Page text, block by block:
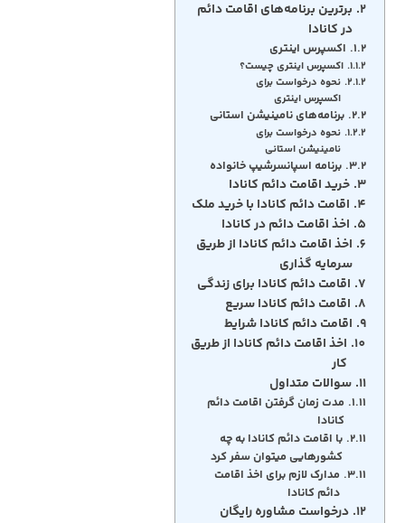
برترین برنامه‌های اقامت دائم
در کانادا
اکسپرس اینتری
اکسپرس اینتری چیست؟
نحوه درخواست برای
اکسپرس اینتری
برنامه‌های نامینیشن استانی
نحوه درخواست برای
نامینیشن استانی
برنامه اسپانسرشیپ خانواده
خرید اقامت دائم کانادا
اقامت دائم کانادا با خرید ملک
اخذ اقامت دائم در کانادا
اخذ اقامت دائم کانادا از طریق
سرمایه گذاری
اقامت دائم کانادا برای زندگی
اقامت دائم کانادا سریع
اقامت دائم کانادا شرایط
اخذ اقامت دائم کانادا از طریق
کار
سوالات متداول
مدت زمان گرفتن اقامت دائم
کانادا
با اقامت دائم کانادا به چه
کشورهایی میتوان سفر کرد
مدارک لازم برای اخذ اقامت
دائم کانادا
درخواست مشاوره رایگان